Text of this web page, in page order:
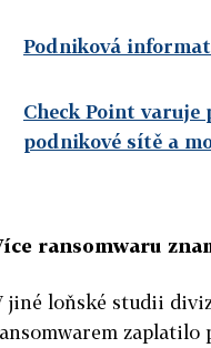
Podniková
Check Point
podnikové sítě a
ransomwaru
jiné loňské studii
zaplatilo